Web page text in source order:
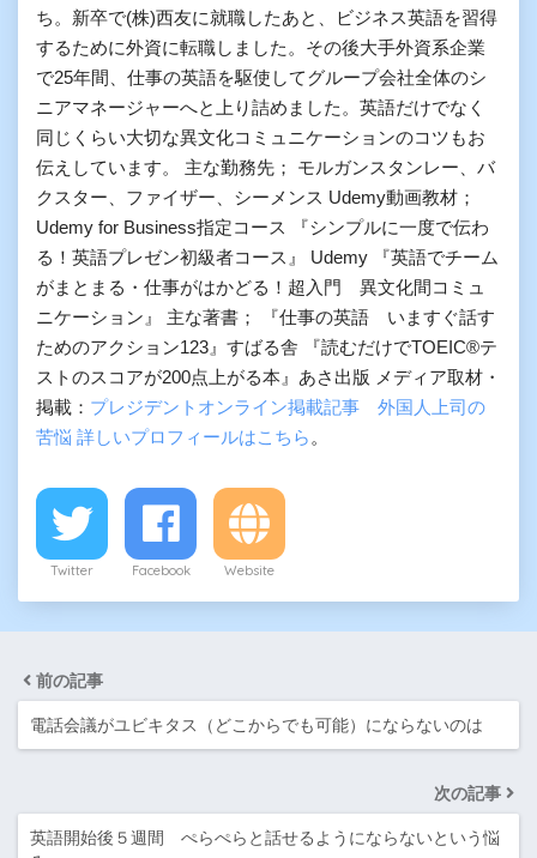
ち。新卒で(株)西友に就職したあと、ビジネス英語を習得
するために外資に転職しました。その後大手外資系企業
で25年間、仕事の英語を駆使してグループ会社全体のシ
ニアマネージャーへと上り詰めました。英語だけでなく
同じくらい大切な異文化コミュニケーションのコツもお
伝えしています。 主な勤務先； モルガンスタンレー、バ
クスター、ファイザー、シーメンス Udemy動画教材；
Udemy for Business指定コース 『シンプルに一度で伝わ
る！英語プレゼン初級者コース』 Udemy 『英語でチーム
がまとまる・仕事がはかどる！超入門 異文化間コミュ
ニケーション』 主な著書； 『仕事の英語 いますぐ話す
ためのアクション123』すばる舎 『読むだけでTOEIC®テ
ストのスコアが200点上がる本』あさ出版 メディア取材・
掲載： プレジデントオンライン掲載記事 外国人上司の
苦悩 詳しいプロフィールはこちら 。
Twitter Facebook Website
前の記事
電話会議がユビキタス（どこからでも可能）にならないのは
次の記事
英語開始後５週間 ぺらぺらと話せるようにならないという悩